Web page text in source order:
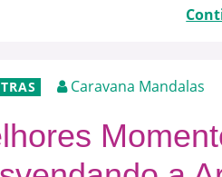
Caravana Mandalas